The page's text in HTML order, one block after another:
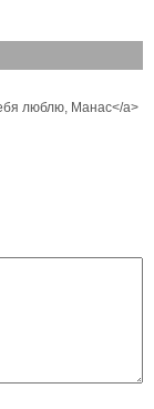
люблю, Манас</a>